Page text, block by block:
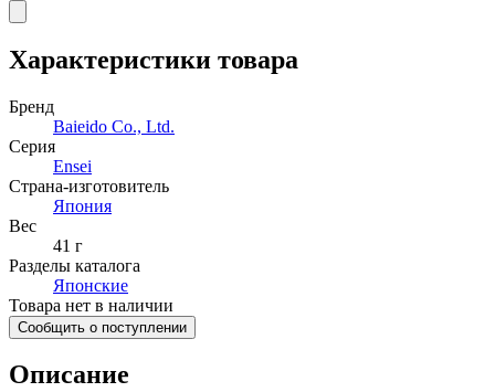
Характеристики товара
Бренд
Baieido Co., Ltd.
Серия
Ensei
Страна-изготовитель
Япония
Вес
41 г
Разделы каталога
Японские
Товара нет в наличии
Сообщить о поступлении
Описание